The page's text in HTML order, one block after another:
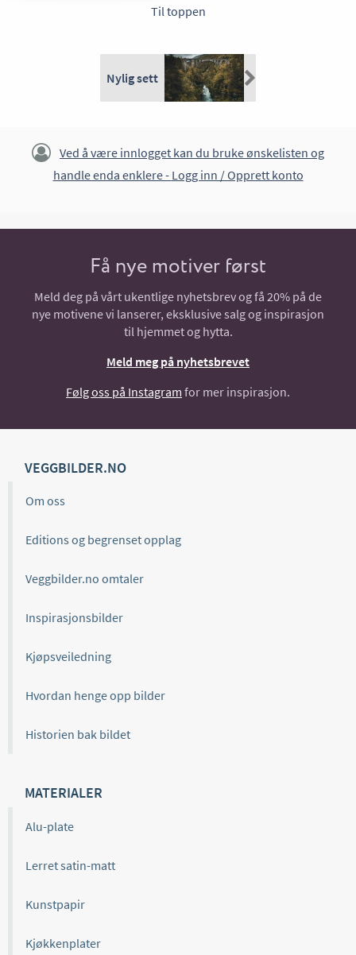
Til toppen
Nylig sett
Ved å være innlogget kan du bruke ønskelisten og
handle enda enklere - Logg inn / Opprett konto
Få nye motiver først
Meld deg på vårt ukentlige nyhetsbrev og få 20% på de
nye motivene vi lanserer, eksklusive salg og inspirasjon
til hjemmet og hytta.
Meld meg på nyhetsbrevet
Følg oss på Instagram for mer inspirasjon.
VEGGBILDER.NO
Om oss
Editions og begrenset opplag
Veggbilder.no omtaler
Inspirasjonsbilder
Kjøpsveiledning
Hvordan henge opp bilder
Historien bak bildet
MATERIALER
Alu-plate
Lerret satin-matt
Kunstpapir
Kjøkkenplater